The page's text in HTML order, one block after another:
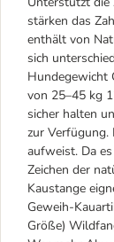
stärken das
enthält von
sich
Hundegewicht
von 25–45 kg
sicher halten
zur Verfügung.
aufweist. Da
Zeichen der
Kaustange
Geweih-
Größe)